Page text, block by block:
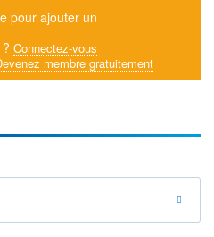
pour ajouter un
Connectez-vous
membre gratuitement